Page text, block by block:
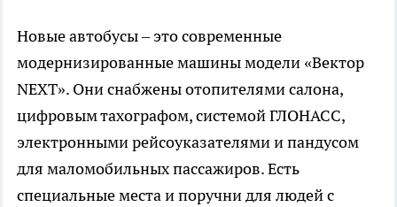
Новые автобусы – это современные
модернизированные машины модели «Вектор
NEXT». Они снабжены отопителями салона,
цифровым тахографом, системой ГЛОНАСС,
электронными рейсоуказателями и пандусом
для маломобильных пассажиров. Есть
специальные места и поручни для людей с